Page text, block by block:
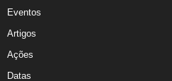
Eventos
Artigos
Ações
Datas